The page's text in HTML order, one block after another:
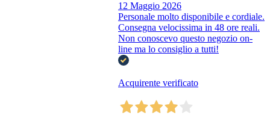
12 Maggio 2026
Personale molto disponibile e cordiale.
Consegna velocissima in 48 ore reali.
Non conoscevo questo negozio on-
line ma lo consiglio a tutti!
Acquirente verificato